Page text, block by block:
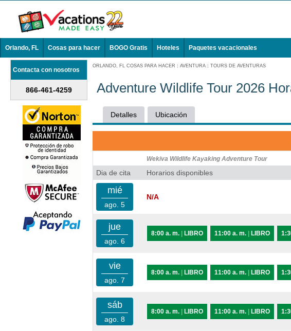
Orlando, FL Cosas para hacer BOGO Gratis Hoteles Paquetes vacacionales
Contacta con nosotros
866-461-4259
ORLANDO, FL COSAS PARA HACER : AVENTURA : TOURS DE AVENTURAS
Adventure Wildlife Tour 2026
Detalles Ubicación
Wekiva Wildlife Kayaking Adventure Tour
Dia de cita Horarios disponibles
mié
ago. 5
N/A
jue
ago. 6
8:00 a. m. LIBRO 11:00 a. m. LIBRO
vie
ago. 7
8:00 a. m. LIBRO 11:00 a. m. LIBRO
sáb
ago. 8
8:00 a. m. LIBRO 11:00 a. m. LIBRO